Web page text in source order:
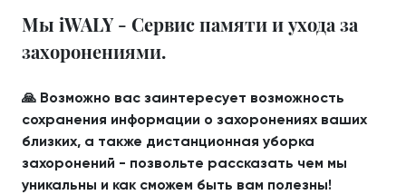
Мы iWALY - Сервис памяти и ухода за
захоронениями.
🙏 Возможно вас заинтересует возможность
сохранения информации о захоронениях ваших
близких, а также дистанционная уборка
захоронений - позвольте рассказать чем мы
уникальны и как сможем быть вам полезны!